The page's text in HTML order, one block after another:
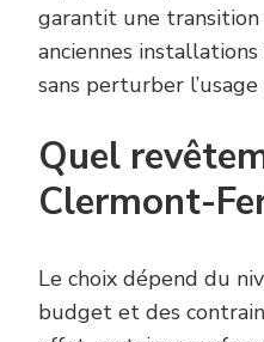
garantit une
anciennes
sans perturber
Quel
Clermont-
Le choix dépend du
budget et des